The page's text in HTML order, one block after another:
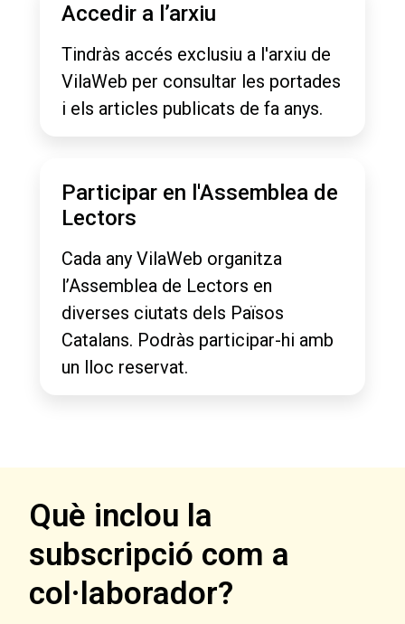
Accedir a l’arxiu
Tindràs accés exclusiu a l'arxiu de
VilaWeb per consultar les portades
i els articles publicats de fa anys.
Participar en l'Assemblea de
Lectors
Cada any VilaWeb organitza
l’Assemblea de Lectors en
diverses ciutats dels Països
Catalans. Podràs participar-hi amb
un lloc reservat.
Què inclou la
subscripció com a
col·laborador?